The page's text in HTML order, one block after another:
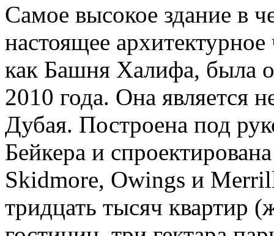
Самое высокое здание в
настоящее
как Башня Халифа, была
2010 года. Она является
Дубая. Построена под
Бейкера и
Skidmore, Owings и
тридцать тысяч квартир